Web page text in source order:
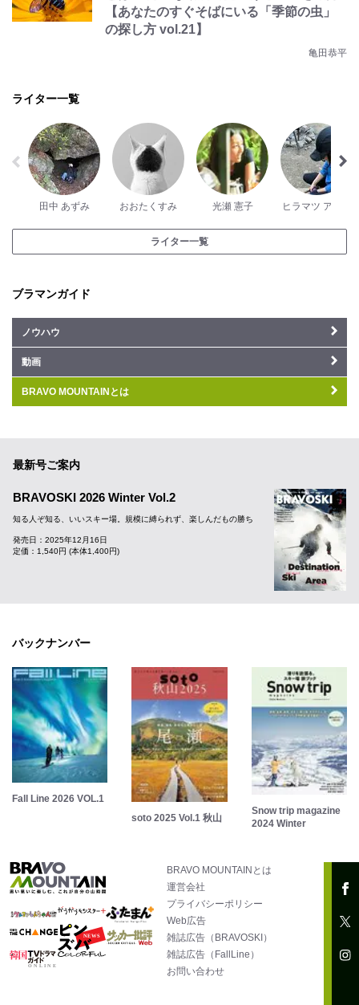
【あなたのすぐそばにいる「季節の虫」
の探し方 vol.21】
亀田恭平
ライター一覧
田中 あずみ おおたくすみ 光瀬 憲子 ヒラマツ アユコ
ライター一覧
ブラマンガイド
ノウハウ
動画
BRAVO MOUNTAINとは
最新号ご案内
BRAVOSKI 2026 Winter Vol.2
知る人ぞ知る、いいスキー場。規模に縛られず、楽しんだもの勝ち
発売日：2025年12月16日
定価：1,540円 (本体1,400円)
バックナンバー
Fall Line 2026 VOL.1
soto 2025 Vol.1 秋山
Snow trip magazine
2024 Winter
BRAVO MOUNTAINとは
運営会社
プライバシーポリシー
Web広告
雑誌広告（BRAVOSKI）
雑誌広告（FallLine）
お問い合わせ